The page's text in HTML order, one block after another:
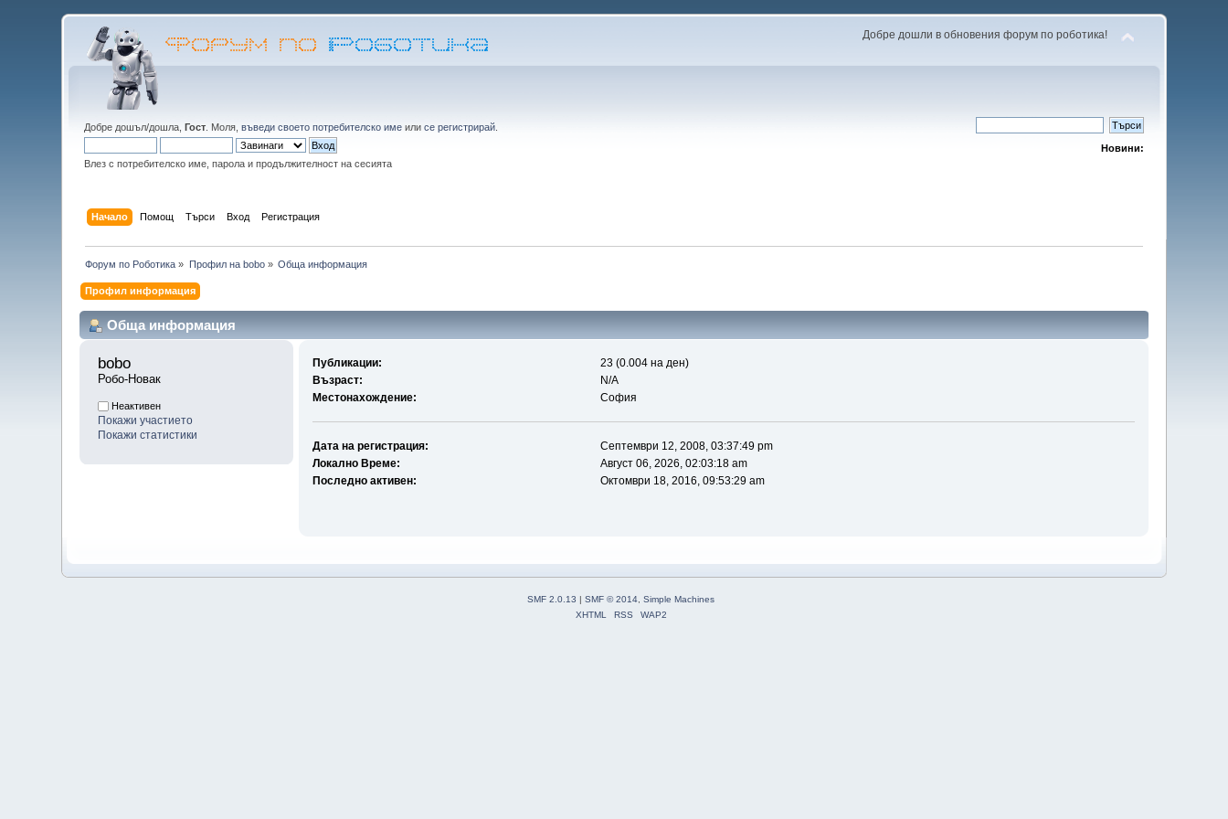
Добре дошли в обновения форум по роботика!
Добре дошъл/дошла,Гост . Моля,въведи своето потребителско име илисе регистрирай
Влез с потребителско име, парола и продължителност на сесията
Новини:
Начало Помощ Търси Вход Регистрация
Форум по Роботика » Профил на bobo» Обща информация
Профил информация
Обща информация
bobo
Робо-Новак
Неактивен
Покажи участието
Покажи статистики
Публикации:
23 (0.004 на ден)
Възраст:
N/A
Местонахождение:
София
Дата на регистрация:
Септември 12, 2008, 03:37:49 pm
Локално Време:
Август 06, 2026, 02:03:18 am
Последно активен:
Октомври 18, 2016, 09:53:29 am
SMF 2.0.13 | SMF © 2014, Simple Machines
XHTML
RSS WAP2